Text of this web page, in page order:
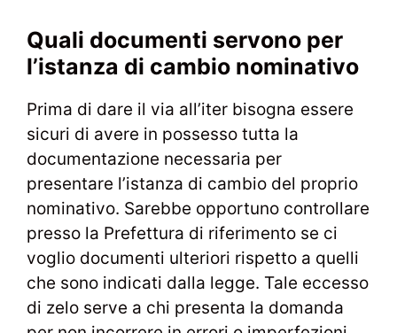
Quali documenti servono per
l’istanza di cambio nominativo
Prima di dare il via all’iter bisogna essere
sicuri di avere in possesso tutta la
documentazione necessaria per
presentare l’istanza di cambio del proprio
nominativo. Sarebbe opportuno controllare
presso la Prefettura di riferimento se ci
voglio documenti ulteriori rispetto a quelli
che sono indicati dalla legge. Tale eccesso
di zelo serve a chi presenta la domanda